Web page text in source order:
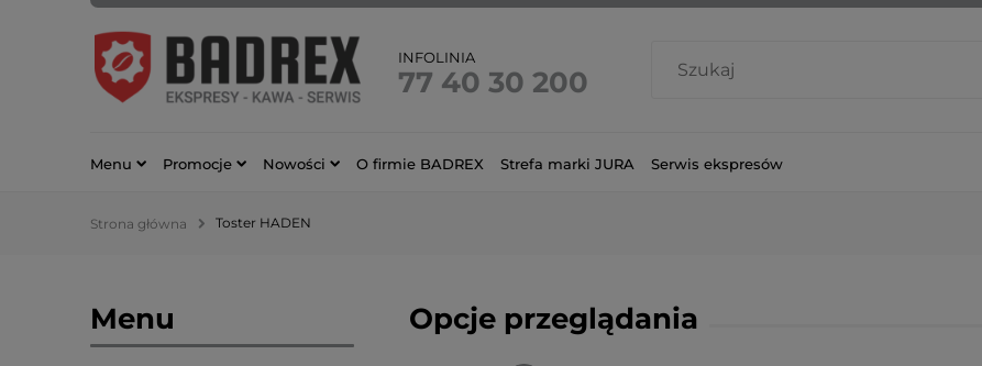
INFOLINIA
77 40 30 200
Menu Promocje Nowości O firmie BADREX Strefa marki JURA Serwis ekspresów
Strona główna Toster HADEN
Menu Opcje przeglądania